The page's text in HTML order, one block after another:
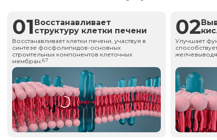
01 Восстанавливает
структуру клетки печени
Восстанавливает клетки печени, участвуя в
синтезе фосфолипидов-основных
строительных компонентов клеточных
мембран.6,7
02
Улучшает